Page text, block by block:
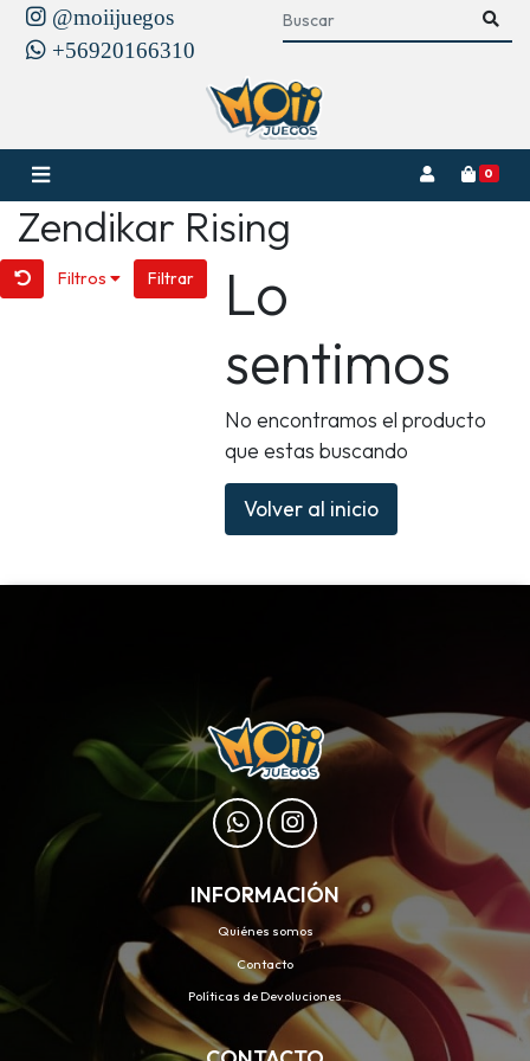
@moiijuegos
+56920166310
0
Zendikar Rising
Filtros Filtrar
Lo
sentimos
No encontramos el producto
que estas buscando
Volver al inicio
INFORMACIÓN
Quiénes somos
Contacto
Políticas de Devoluciones